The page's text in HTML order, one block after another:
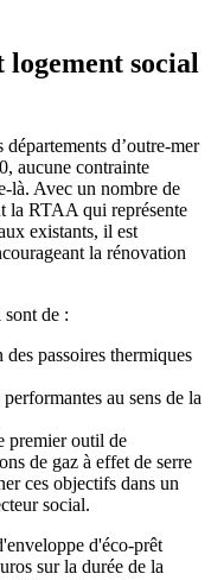
logement social
d’outre-mer
aucune contrainte
là. Avec un nombre de
la RTAA qui représente
existants, il est
la rénovation
de :
passoires thermiques
au sens de la
premier outil de
de gaz à effet de serre
ces objectifs dans un
social.
d'éco-prêt
sur la durée de la